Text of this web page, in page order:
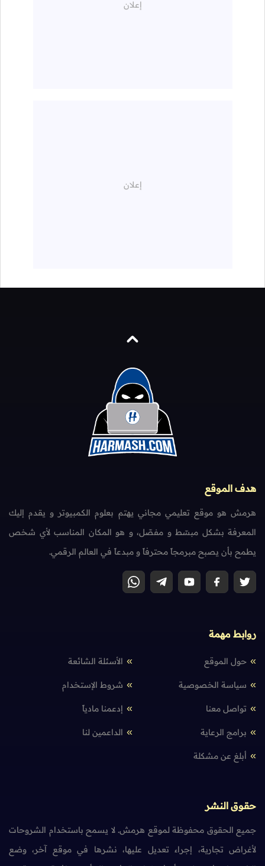
هدف الموقع
هرمش هو موقع تعليمي مجاني يهتم بعلوم الكمبيوتر و يقدم إليك
المعرفة بشكل مبسّط و مفصّل، و هو المكان المناسب لأي شخص
يطمح بأن يصبح مبرمجاً محترفاً و مبدعاً في العالم الرقمي.
روابط مهمة
حول الموقع الأسئلة الشائعة
سياسة الخصوصية شروط الإستخدام
تواصل معنا إدعمنا مادياً
برامج الرعاية الداعمين لنا
أبلغ عن مشكلة
حقوق النشر
جميع الحقوق محفوظة لموقع هرمش. لا يسمح باستخدام الشروحات
لأغراض تجارية، إجراء تعديل عليها، نشرها في موقع آخر، وضع